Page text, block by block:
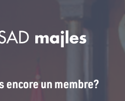
encore un membre?